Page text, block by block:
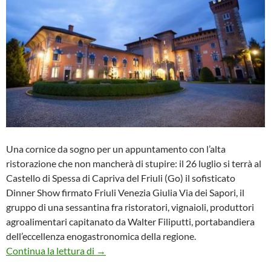
Una cornice da sogno per un appuntamento con l’alta
ristorazione che non mancherà di stupire: il 26 luglio si terrà al
Castello di Spessa di Capriva del Friuli (Go) il sofisticato
Dinner Show firmato Friuli Venezia Giulia Via dei Sapori, il
gruppo di una sessantina fra ristoratori, vignaioli, produttori
agroalimentari capitanato da Walter Filiputti, portabandiera
dell’eccellenza enogastronomica della regione.
Continua la lettura di
Dinner Show di Friuli Venezia Giulia Via
→